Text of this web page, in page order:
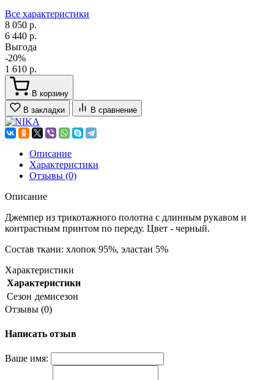
Все характеристики
8 050 р.
6 440 р.
Выгода
-20%
1 610 р.
В корзину
В закладки
В сравнение
Описание
Характеристики
Отзывы (0)
Описание
Джемпер из трикотажного полотна с длинным рукавом и
контрастным принтом по переду. Цвет - черный.
Состав ткани: хлопок 95%, эластан 5%
Характеристики
Характеристики
Сезон демисезон
Отзывы (0)
Написать отзыв
Ваше имя: